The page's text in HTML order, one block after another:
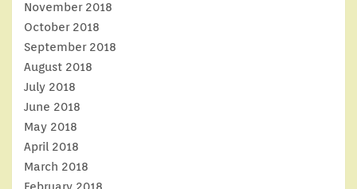
November 2018
October 2018
September 2018
August 2018
July 2018
June 2018
May 2018
April 2018
March 2018